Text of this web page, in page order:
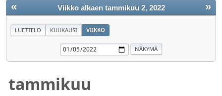
« »
Viikko alkaen tammikuu 2, 2022
LUETTELO KUUKAUSI VIIKKO
tammikuu